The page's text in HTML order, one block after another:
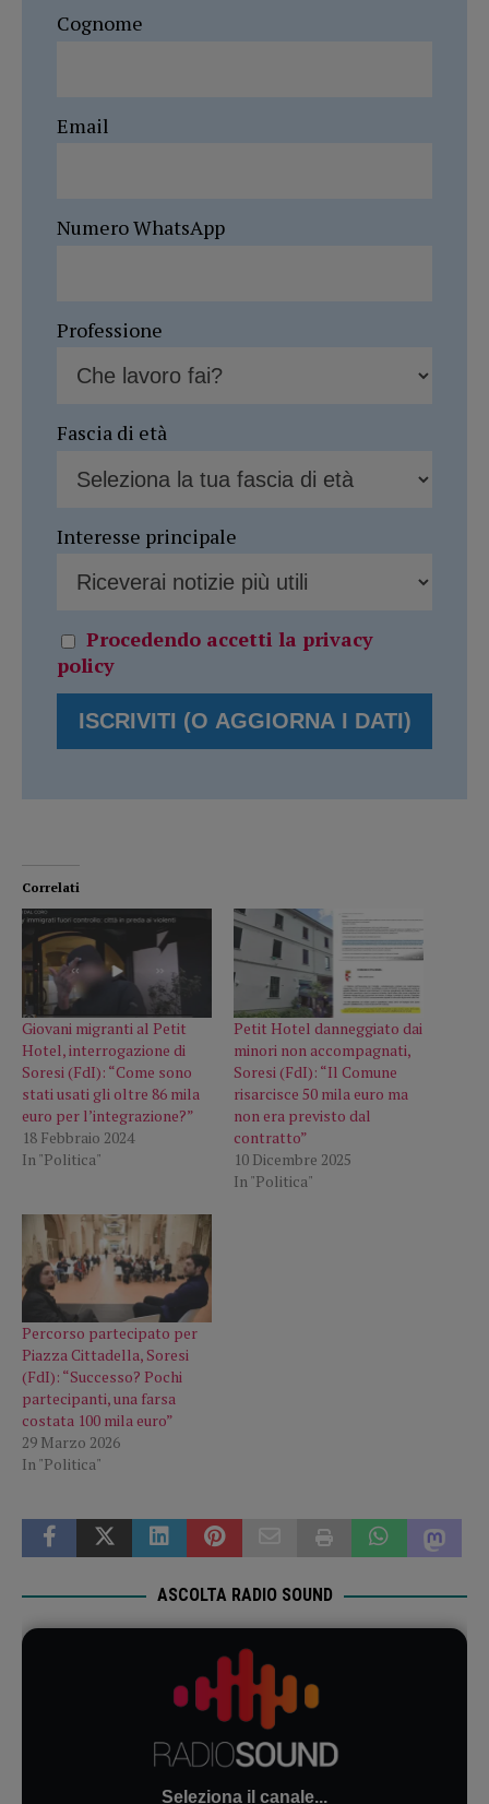
Cognome
Email
Numero WhatsApp
Professione
Fascia di età
Interesse principale
Procedendo accetti la privacy
policy
Correlati
Giovani migranti al Petit
Hotel, interrogazione di
Soresi (FdI): “Come sono
stati usati gli oltre 86 mila
euro per l’integrazione?”
18 Febbraio 2024
In "Politica"
Petit Hotel danneggiato dai
minori non accompagnati,
Soresi (FdI): “Il Comune
risarcisce 50 mila euro ma
non era previsto dal
contratto”
10 Dicembre 2025
In "Politica"
Percorso partecipato per
Piazza Cittadella, Soresi
(FdI): “Successo? Pochi
partecipanti, una farsa
costata 100 mila euro”
29 Marzo 2026
In "Politica"
ASCOLTA RADIO SOUND
Seleziona il canale...